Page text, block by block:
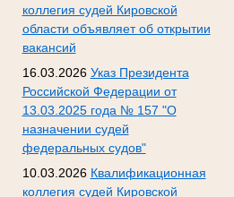
коллегия судей Кировской
области объявляет об открытии
вакансий
16.03.2026 Указ Президента
Российской Федерации от
13.03.2025 года № 157 "О
назначении судей
федеральных судов"
10.03.2026 Квалификационная
коллегия судей Кировской